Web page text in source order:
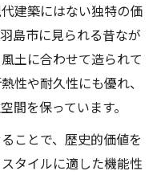
を作るための知恵
き地域の特色
会社の選び方ガイド
リフォームの要点
評判と選定のコツ
るリフォーム業者
建築にはない独特の価
島市に見られる昔なが
土に合わせて造られて
性や耐久性にも優れ、
間を保っています。
ことで、歴史的価値を
タイルに適した機能性